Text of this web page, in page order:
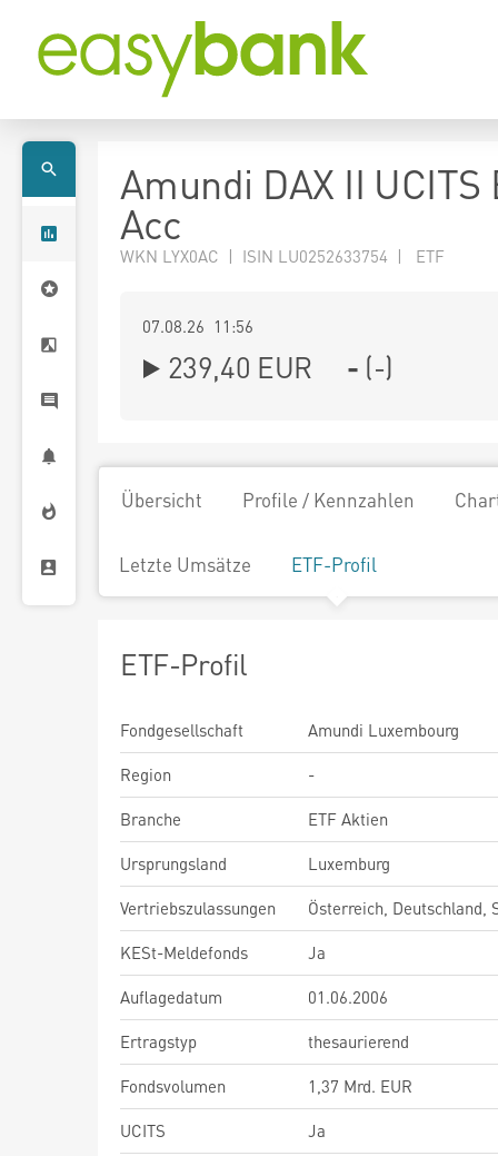
Amundi DAX II UCITS
Acc
WKN LYX0AC | ISIN LU0252633754 | ETF
07.08.26 11:56
239,40 EUR - (-)
Übersicht Profile / Kennzahlen
Letzte Umsätze ETF-Profil
ETF-Profil
Fondgesellschaft
Amundi Luxembourg
Region
-
Branche
ETF Aktien
Ursprungsland
Luxemburg
Vertriebszulassungen
Österreich, Deutschland,
KESt-Meldefonds
Ja
Auflagedatum
01.06.2006
Ertragstyp
thesaurierend
Fondsvolumen
1,37 Mrd. EUR
UCITS
Ja